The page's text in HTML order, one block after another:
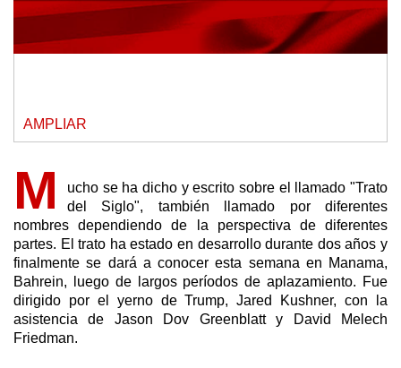
AMPLIAR
M
ucho se ha dicho y escrito sobre el llamado "Trato
del Siglo", también llamado por diferentes
nombres dependiendo de la perspectiva de diferentes
partes. El trato ha estado en desarrollo durante dos años y
finalmente se dará a conocer esta semana en Manama,
Bahrein, luego de largos períodos de aplazamiento. Fue
dirigido por el yerno de Trump, Jared Kushner, con la
asistencia de Jason Dov Greenblatt y David Melech
Friedman.